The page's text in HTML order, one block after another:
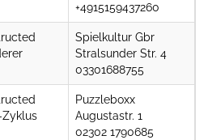
+4915159437260
Spielkultur Gbr
Stralsunder Str. 4
03301688755
Zyklus
Puzzleboxx
Augustastr. 1
02302 1790685